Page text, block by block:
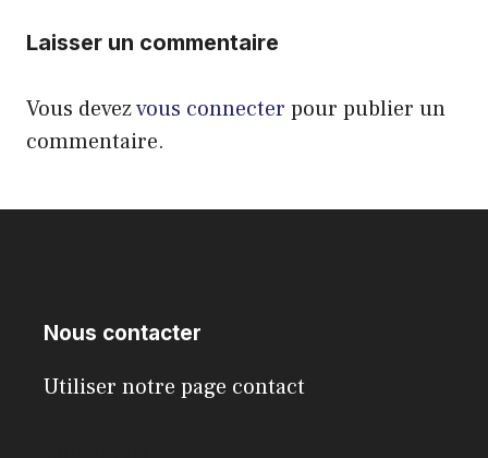
Laisser un commentaire
Vous devezvous connecter pour publier un
commentaire.
Nous contacter
Utiliser notre page contact